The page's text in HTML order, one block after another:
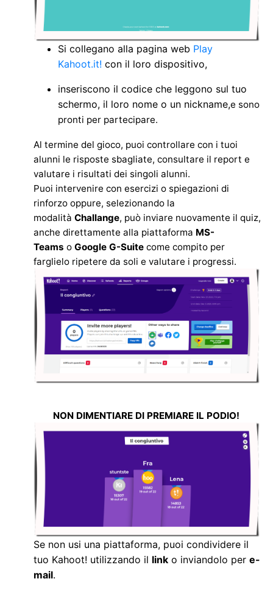
Si collegano alla pagina web Play
Kahoot.it! con il loro dispositivo,
inseriscono il codice che leggono sul tuo
schermo, il loro nome o un nickname,e sono
pronti per partecipare.
Al termine del gioco, puoi controllare con i tuoi
alunni le risposte sbagliate, consultare il report e
valutare i risultati dei singoli alunni.
Puoi intervenire con esercizi o spiegazioni di
rinforzo oppure, selezionando la
modalità Challange, può inviare nuovamente il quiz,
anche direttamente alla piattaforma MS-
Teams o Google G-Suite come compito per
farglielo ripetere da soli e valutare i progressi.
NON DIMENTIARE DI PREMIARE IL PODIO!
Se non usi una piattaforma, puoi condividere il
tuo Kahoot! utilizzando il link o inviandolo per e-
mail.